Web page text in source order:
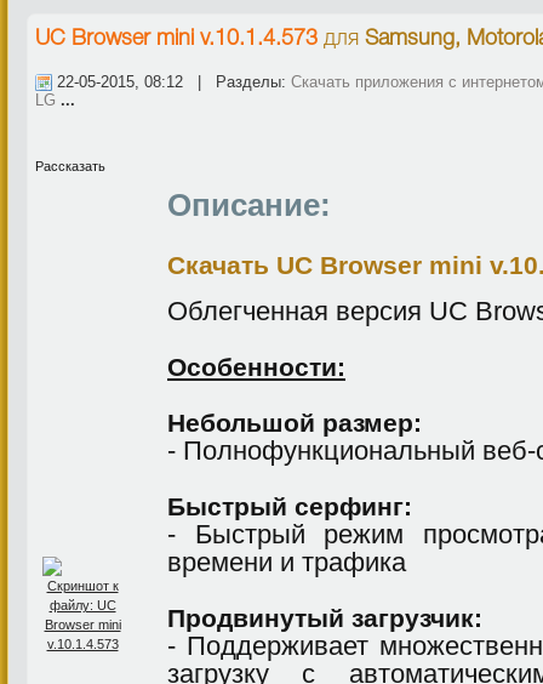
UС Browser mini v.10.1.4.573 для Samsung,
22-05-2015, 08:12 | Разделы: Скачать приложения с
LG ...
Рассказать
Описание:
Скачать UС Browser mini
Облегченная версия UC
Особенности:
Небольшой размер:
- Полнофункциональный веб-
Быстрый серфинг:
- Быстрый режим
времени и трафика
Продвинутый загрузчик:
- Поддерживает
загрузку с